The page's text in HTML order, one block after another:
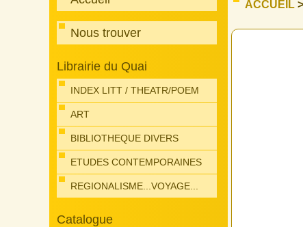
Nous trouver
Librairie du Quai
INDEX LITT / THEATR/POEM
ART
BIBLIOTHEQUE DIVERS
ETUDES CONTEMPORAINES
REGIONALISME...VOYAGE...
Catalogue
ACCUEIL